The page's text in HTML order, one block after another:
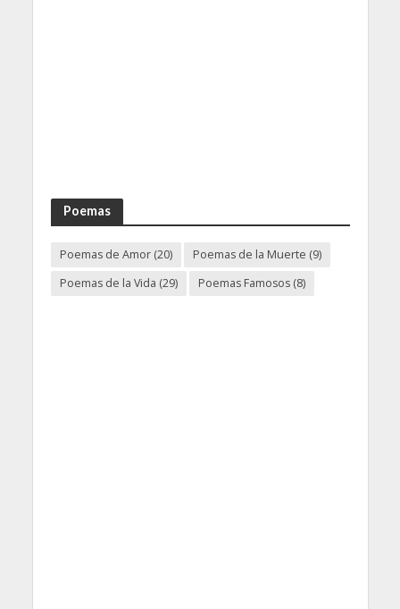
Poemas
Poemas de Amor(20) Poemas de la Muerte (9)
Poemas de la Vida (29) Poemas Famosos(8)